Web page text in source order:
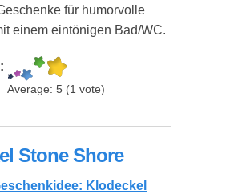
für humorvolle
einem eintönigen Bad/WC.
Average: 5 (1 vote)
Schweiz
Stone Shore
Klodeckel